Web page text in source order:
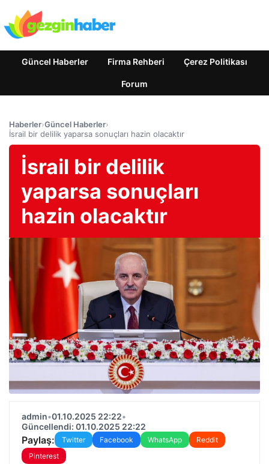
Güncel Haberler Firma Rehberi Çerez Politikası
Forum
Haberler›Güncel Haberler›
İsrail bir delilik yaparsa sonuçları hazin olacaktır
İsrail bir delilik
yaparsa sonuçları
hazin olacaktır
admin•01.10.2025 22:22•
Güncellendi: 01.10.2025 22:22
Paylaş: Twitter Facebook WhatsApp
Reddit
Pinterest